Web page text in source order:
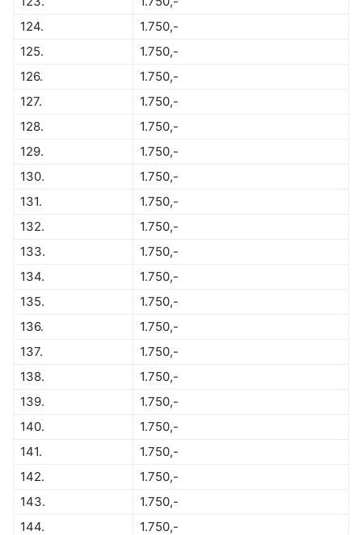
124.
1.750,-
125.
1.750,-
126.
1.750,-
127.
1.750,-
128.
1.750,-
129.
1.750,-
130.
1.750,-
131.
1.750,-
132.
1.750,-
133.
1.750,-
134.
1.750,-
135.
1.750,-
136.
1.750,-
137.
1.750,-
138.
1.750,-
139.
1.750,-
140.
1.750,-
141.
1.750,-
142.
1.750,-
143.
1.750,-
144.
1.750,-